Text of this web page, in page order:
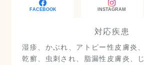
FACEBOOK INSTAGRAM
対応疾患
湿疹、かぶれ、アトピー性皮膚炎
乾癬、虫刺され、脂漏性皮膚炎、